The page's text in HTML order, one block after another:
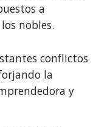
a
nobles.
conflictos
la
y